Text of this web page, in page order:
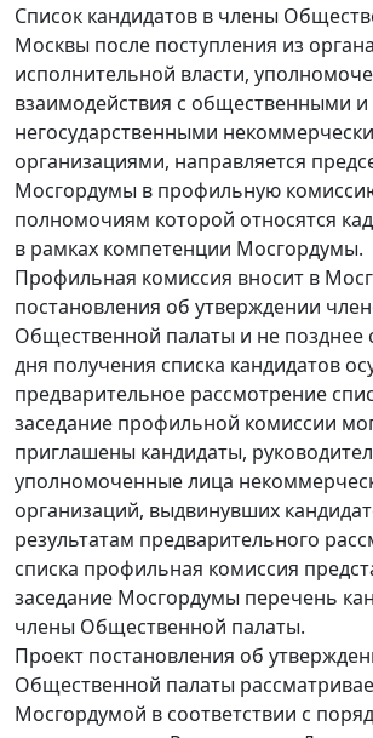
Список кандидатов в члены
Москвы после поступления из органа
исполнительной власти,
взаимодействия с общественными
негосударственными
организациями, направляется
Мосгордумы в профильную
полномочиям которой относятся
в рамках компетенции Мосгордумы.
Профильная комиссия вносит в
постановления об утверждении
Общественной палаты и не позднее
дня получения списка кандидатов
предварительное рассмотрение
заседание профильной комиссии
приглашены кандидаты,
уполномоченные лица
организаций, выдвинувших
результатам предварительного
списка профильная комиссия
заседание Мосгордумы перечень
члены Общественной палаты.
Проект постановления об
Общественной палаты
Мосгордумой в соответствии с